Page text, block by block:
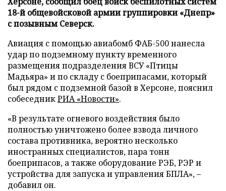
18-й общевойсковой армии группировки «Днепр»
с позывным Северск.
Авиация с помощью авиабомб ФАБ-500 нанесла
удар по подземному пункту временного
размещения подразделения ВСУ «Птицы
Мадьяра» и по складу с боеприпасами, который
был рядом с подземной базой в Херсоне, пояснил
собеседникРИА «Новости».
«В результате огневого воздействия было
полностью уничтожено более взвода личного
состава противника, вероятно несколько
иностранных специалистов, пара тонн
боеприпасов, а также оборудование РЭБ, РЭР и
устройства для запуска и управления БПЛА», –
добавил он.